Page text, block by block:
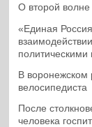
О второй
«Единая
политическими
В воронежском
велосипедиста
После
человека